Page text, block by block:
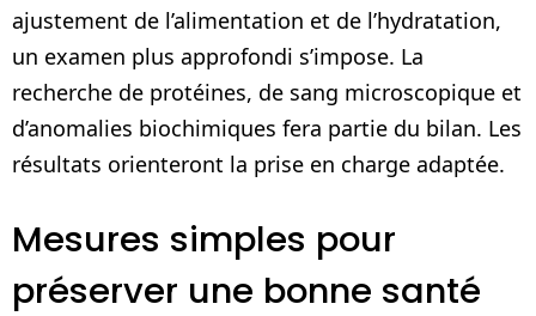
ajustement de l’alimentation et de l’hydratation,
un examen plus approfondi s’impose. La
recherche de protéines, de sang microscopique et
d’anomalies biochimiques fera partie du bilan. Les
résultats orienteront la prise en charge adaptée.
Mesures simples pour
préserver une bonne santé